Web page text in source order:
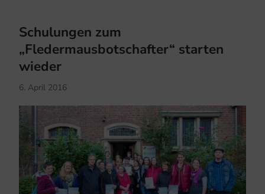
Schulungen zum
„Fledermausbotschafter“ starten
wieder
6. April 2016